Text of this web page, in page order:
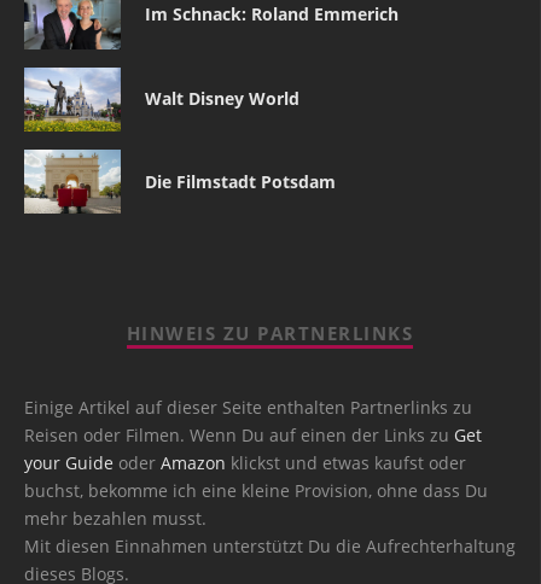
Im Schnack: Roland Emmerich
Walt Disney World
Die Filmstadt Potsdam
HINWEIS ZU PARTNERLINKS
Einige Artikel auf dieser Seite enthalten Partnerlinks zu
Reisen oder Filmen. Wenn Du auf einen der Links zu Get
your Guide oder Amazon klickst und etwas kaufst oder
buchst, bekomme ich eine kleine Provision, ohne dass Du
mehr bezahlen musst.
Mit diesen Einnahmen unterstützt Du die Aufrechterhaltung
dieses Blogs.